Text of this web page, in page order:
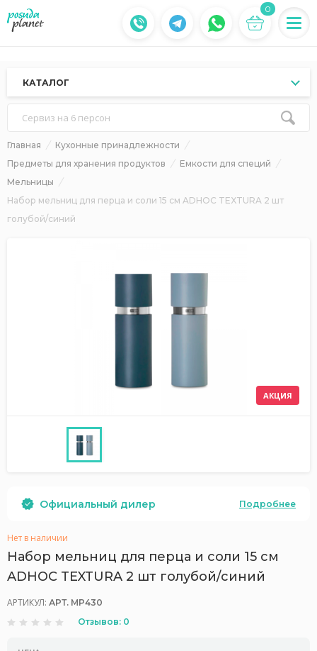
0
КАТАЛОГ
Сервиз на 6 персон
Главная
Кухонные принадлежности
Предметы для хранения продуктов
Емкости для специй
Мельницы
Набор мельниц для перца и соли 15 см ADHOC TEXTURA 2 шт
голубой/синий
АКЦИЯ
Официальный дилер Подробнее
Нет в наличии
Набор мельниц для перца и соли 15 см
ADHOC TEXTURA 2 шт голубой/синий
АРТИКУЛ: АРТ. MP430
Отзывов: 0